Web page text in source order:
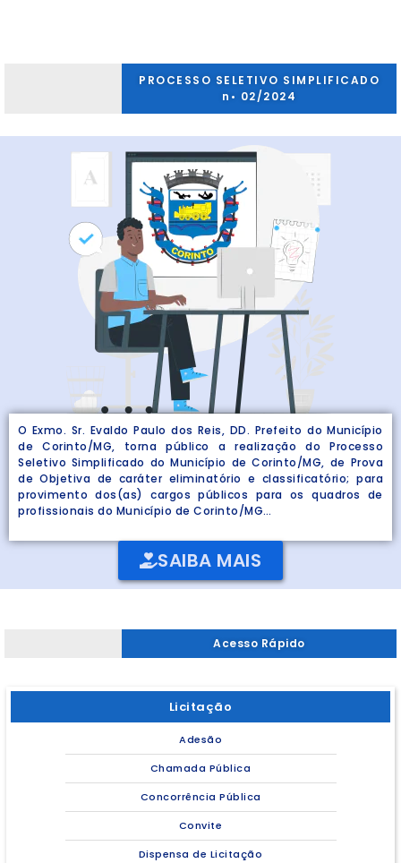
PROCESSO SELETIVO SIMPLIFICADO
n• 02/2024
O Exmo. Sr. Evaldo Paulo dos Reis, DD. Prefeito do Município
de Corinto/MG, torna público a realização do Processo
Seletivo Simplificado do Município de Corinto/MG, de Prova
de Objetiva de caráter eliminatório e classificatório; para
provimento dos(as) cargos públicos para os quadros de
profissionais do Município de Corinto/MG…
SAIBA MAIS
Acesso Rápido
Licitação
Adesão
Chamada Pública
Concorrência Pública
Convite
Dispensa de Licitação